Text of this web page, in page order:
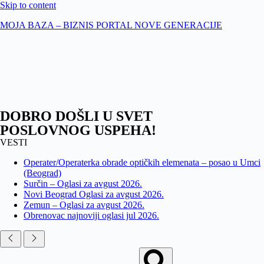
Skip to content
MOJA BAZA – BIZNIS PORTAL NOVE GENERACIJE
DOBRO DOŠLI U SVET
POSLOVNOG USPEHA!
VESTI
Operater/Operaterka obrade optičkih elemenata – posao u Umci
(Beograd)
Surčin – Oglasi za avgust 2026.
Novi Beograd Oglasi za avgust 2026.
Zemun – Oglasi za avgust 2026.
Obrenovac najnoviji oglasi jul 2026.